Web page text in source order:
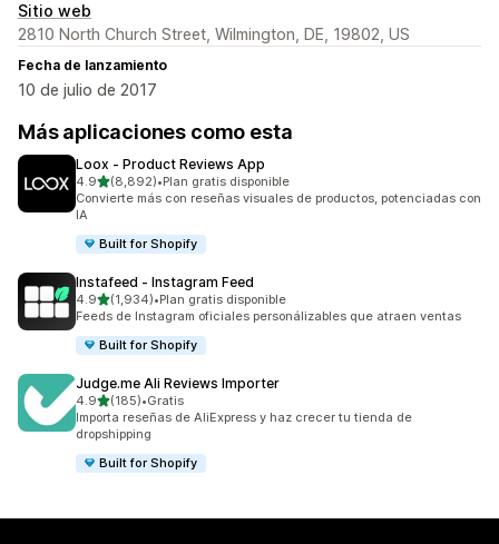
Sitio web
2810 North Church Street, Wilmington, DE, 19802, US
Fecha de lanzamiento
10 de julio de 2017
Más aplicaciones como esta
Loox ‑ Product Reviews App
4.9de 5 estrellas
(8,892)
8892 reseñas en total
•Plan gratis disponible
Convierte más con reseñas visuales de productos, potenciadas con
IA
Built for Shopify
Instafeed ‑ Instagram Feed
4.9de 5 estrellas
(1,934)
1934 reseñas en total
•Plan gratis disponible
Feeds de Instagram oficiales personálizables que atraen ventas
Built for Shopify
Judge.me Ali Reviews Importer
4.9de 5 estrellas
(185)
185 reseñas en total
•Gratis
Importa reseñas de AliExpress y haz crecer tu tienda de
dropshipping
Built for Shopify